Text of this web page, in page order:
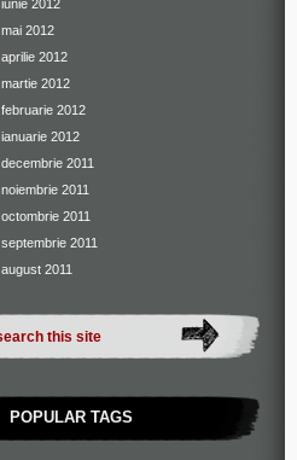
iunie 2012
mai 2012
aprilie 2012
martie 2012
februarie 2012
ianuarie 2012
decembrie 2011
noiembrie 2011
octombrie 2011
septembrie 2011
august 2011
POPULAR TAGS